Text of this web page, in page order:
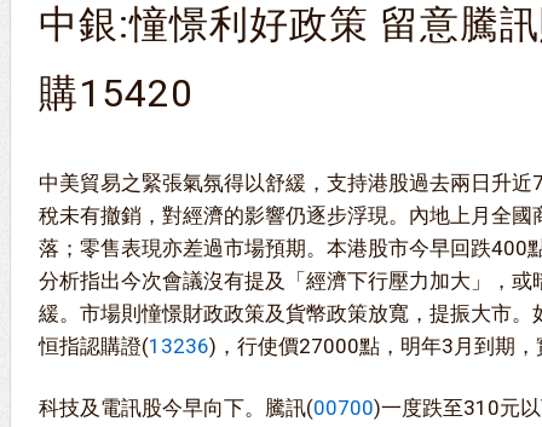
中銀:憧憬利好政策 留意騰
購15420
中美貿易之緊張氣氛得以舒緩，支持港股過去兩日升
稅未有撤銷，對經濟的影響仍逐步浮現。內地上月全國
落；零售表現亦差過市場預期。本港股市今早回跌400
分析指出今次會議沒有提及「經濟下行壓力加大」，或
緩。市場則憧憬財政政策及貨幣政策放寬，提振大市。
恒指認購證(13236)，行使價27000點，明年3月到期
科技及電訊股今早向下。騰訊(00700)一度跌至310元